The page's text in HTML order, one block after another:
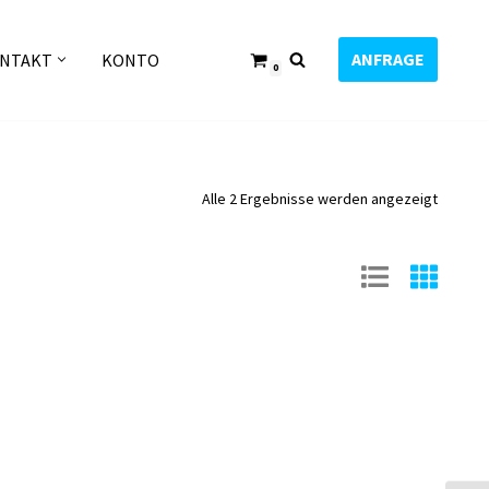
KONTO 0 ANFRAGE
Alle 2 Ergebnisse werden angezeigt